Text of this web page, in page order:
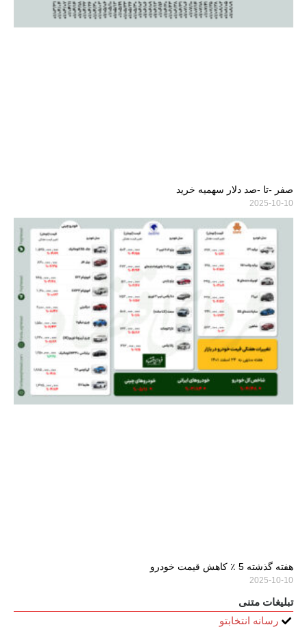
صفر -تا -صد دلار سهمیه خرید
2025-10-10
هفته گذشته 5 ٪ کاهش قیمت خودرو
2025-10-10
تبلیغات متنی
رسانه انتخابتو